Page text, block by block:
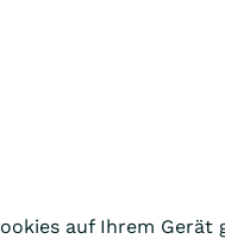
auf Ihrem